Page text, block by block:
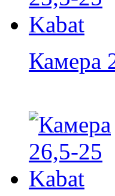
Камера